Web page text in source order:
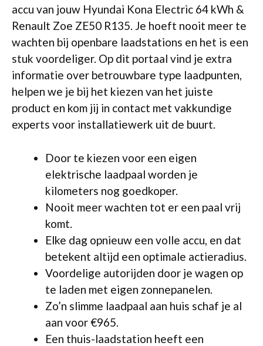
accu van jouw Hyundai Kona Electric 64 kWh &
Renault Zoe ZE50 R135. Je hoeft nooit meer te
wachten bij openbare laadstations en het is een
stuk voordeliger. Op dit portaal vind je extra
informatie over betrouwbare type laadpunten,
helpen we je bij het kiezen van het juiste
product en kom jij in contact met vakkundige
experts voor installatiewerk uit de buurt.
Door te kiezen voor een eigen
elektrische laadpaal worden je
kilometers nog goedkoper.
Nooit meer wachten tot er een paal vrij
komt.
Elke dag opnieuw een volle accu, en dat
betekent altijd een optimale actieradius.
Voordelige autorijden door je wagen op
te laden met eigen zonnepanelen.
Zo’n slimme laadpaal aan huis schaf je al
aan voor €965.
Een thuis-laadstation heeft een